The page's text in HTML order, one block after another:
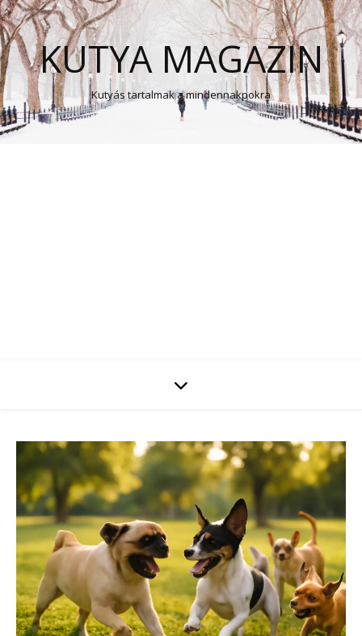
KUTYA MAGAZIN
Kutyás tartalmak a mindennakpokra